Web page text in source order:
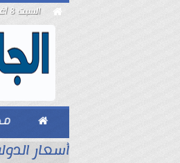
 السبت 8 أغسطس 2026

أسعار الدولار